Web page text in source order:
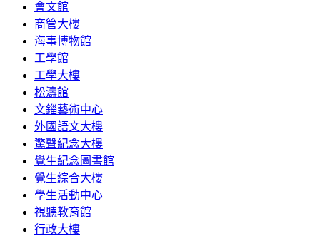
會文館
商管大樓
海事博物館
工學館
工學大樓
松濤館
文錙藝術中心
外國語文大樓
驚聲紀念大樓
覺生紀念圖書館
覺生綜合大樓
學生活動中心
視聽教育館
行政大樓